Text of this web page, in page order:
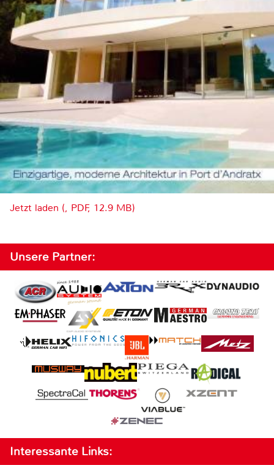
Jetzt laden (, PDF, 12.9 MB)
Unsere Partner:
Interessante Links: